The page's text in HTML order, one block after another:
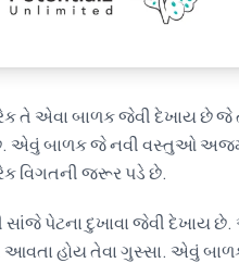
તે એવા બાળક જેવી દેખાય છે જે
એવું બાળક જે નવી વસ્તુઓ
વિગતની જરૂર પડે છે.
સાંજે પેટના દુખાવા જેવી દેખાય
હોય તેવા ગુસ્સા. એવું